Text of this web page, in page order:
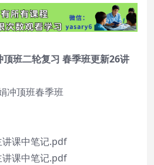
班二轮复习 春季班更新26讲
冲顶班春季班
讲课中笔记.pdf
讲课中笔记.pdf